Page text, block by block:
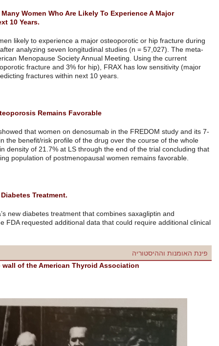
FRAX Calculations May Fail To Identify Many Women Who Are
Osteoporotic Or Hip Fracture During Next 10 Years.
FRAX calculations fail to identify many women likely to experience a
the next 10 years, researchers concluded after analyzing seven
analysis were presented at The North American Menopause Society
intervention threshold (20% for major osteoporotic fracture and 3%
osteoporotic fracture, 10%; hip, 45%) in predicting fractures within
Denosumab For Aging Women With Osteoporosis Remains
New research presented at ASBMR 2015 showed that women on
year extension, did not see any alteration in the benefit/risk profile of
trial. The study showed a cumulative gain in density of 21.7% at LS
benefit/risk profile for denosumab in an aging population of
FDA Declines To Approve Combination Diabetes Treatment.
The FDA declined to approve AstraZeneca’s new diabetes treatment
dapagliflozin. In a letter to the company, the FDA requested
From the timeline wall of the American